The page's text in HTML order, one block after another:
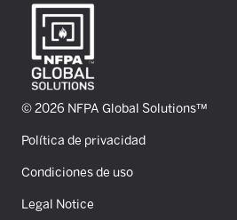
© 2026 NFPA Global Solutions™
Política de privacidad
Condiciones de uso
Legal Notice